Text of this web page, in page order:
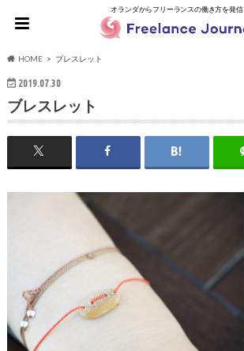
オランダからフリーランスの働き方を発信
HOME ブレスレット
2019.07.30
ブレスレット